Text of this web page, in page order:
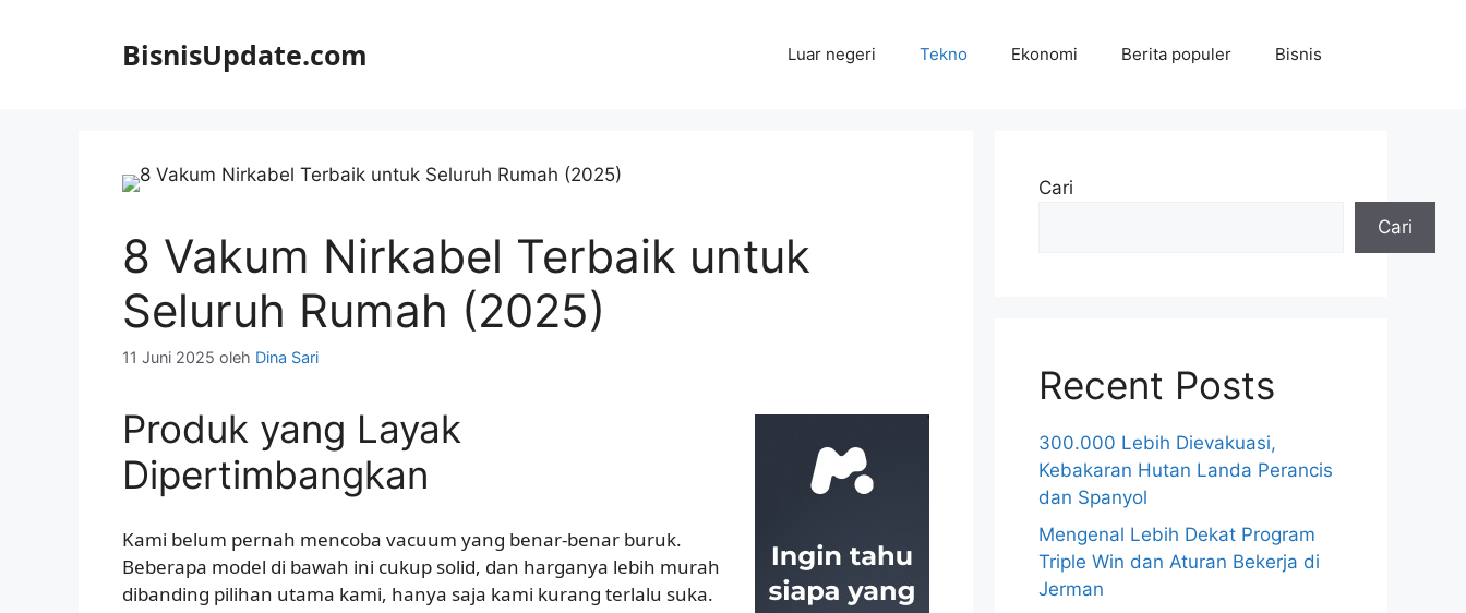
BisnisUpdate.com Luar negeri Tekno Ekonomi Berita populer Bisnis
8 Vakum Nirkabel Terbaik untuk
Seluruh Rumah (2025)
11 Juni 2025 oleh Dina Sari
Produk yang Layak
Dipertimbangkan
Kami belum pernah mencoba vacuum yang benar-benar buruk.
Beberapa model di bawah ini cukup solid, dan harganya lebih murah
dibanding pilihan utama kami, hanya saja kami kurang terlalu suka.
Cari
Cari
Recent Posts
300.000 Lebih Dievakuasi,
Kebakaran Hutan Landa Perancis
dan Spanyol
Mengenal Lebih Dekat Program
Triple Win dan Aturan Bekerja di
Jerman